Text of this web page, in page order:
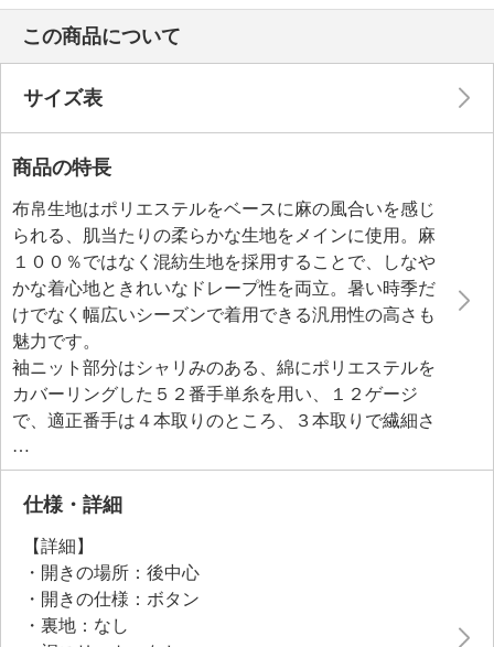
この商品について
サイズ表
商品の特長
布帛生地はポリエステルをベースに麻の風合いを感じ
られる、肌当たりの柔らかな生地をメインに使用。麻
１００％ではなく混紡生地を採用することで、しなや
かな着心地ときれいなドレープ性を両立。暑い時季だ
けでなく幅広いシーズンで着用できる汎用性の高さも
魅力です。
袖ニット部分はシャリみのある、綿にポリエステルを
カバーリングした５２番手単糸を用い、１２ゲージ
で、適正番手は４本取りのところ、３本取りで繊細さ
を表現しました。リブニットは生地とのなじみを考
え、緩めの編み目に調整。ポケットはケーブル編みと
透かし編みを組み合わせた編地に。
を与え、フロントはシンプルに仕立てることで上品な
装いに。
仕様・詳細
【詳細】
・開きの場所：後中心
・開きの仕様：ボタン
・裏地：なし